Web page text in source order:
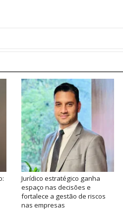
Jurídico estratégico ganha
espaço nas decisões e
fortalece a gestão de riscos
nas empresas